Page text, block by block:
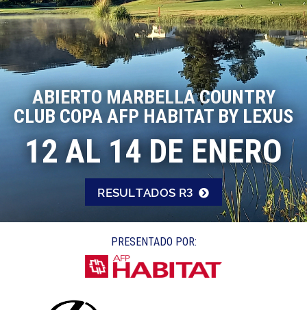
ABIERTO MARBELLA COUNTRY
CLUB COPA AFP HABITAT BY LEXUS
12 AL 14 DE ENERO
RESULTADOS R3
PRESENTADO POR: